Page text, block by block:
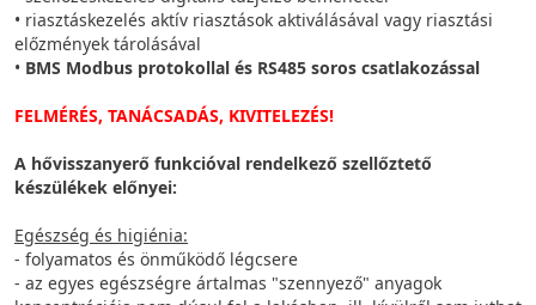
• riasztáskezelés aktív riasztások aktiválásával vagy riasztási
előzmények tárolásával
• BMS Modbus protokollal és RS485 soros csatlakozással
FELMÉRÉS, TANÁCSADÁS, KIVITELEZÉS!
A hővisszanyerő funkcióval rendelkező szellőztető
készülékek előnyei:
Egészség és higiénia:
- folyamatos és önműködő légcsere
- az egyes egészségre ártalmas "szennyező" anyagok